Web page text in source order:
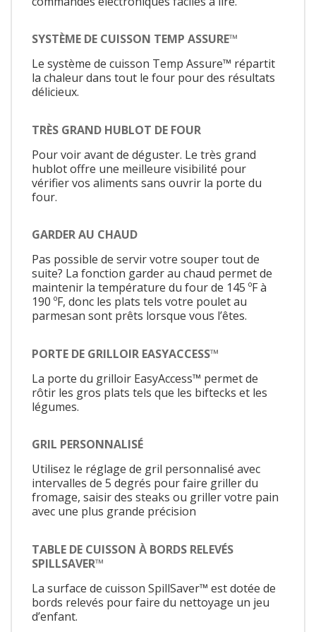
SYSTÈME DE CUISSON TEMP ASSURE™
Le système de cuisson Temp Assure™ répartit
la chaleur dans tout le four pour des résultats
délicieux.
TRÈS GRAND HUBLOT DE FOUR
Pour voir avant de déguster. Le très grand
hublot offre une meilleure visibilité pour
vérifier vos aliments sans ouvrir la porte du
four.
GARDER AU CHAUD
Pas possible de servir votre souper tout de
suite? La fonction garder au chaud permet de
maintenir la température du four de 145 ºF à
190 ºF, donc les plats tels votre poulet au
parmesan sont prêts lorsque vous l’êtes.
PORTE DE GRILLOIR EASYACCESS™
La porte du grilloir EasyAccess™ permet de
rôtir les gros plats tels que les biftecks et les
légumes.
GRIL PERSONNALISÉ
Utilisez le réglage de gril personnalisé avec
intervalles de 5 degrés pour faire griller du
fromage, saisir des steaks ou griller votre pain
avec une plus grande précision
TABLE DE CUISSON À BORDS RELEVÉS
SPILLSAVER™
La surface de cuisson SpillSaver™ est dotée de
bords relevés pour faire du nettoyage un jeu
d’enfant.